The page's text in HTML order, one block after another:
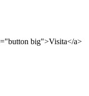
big">Visita</a>